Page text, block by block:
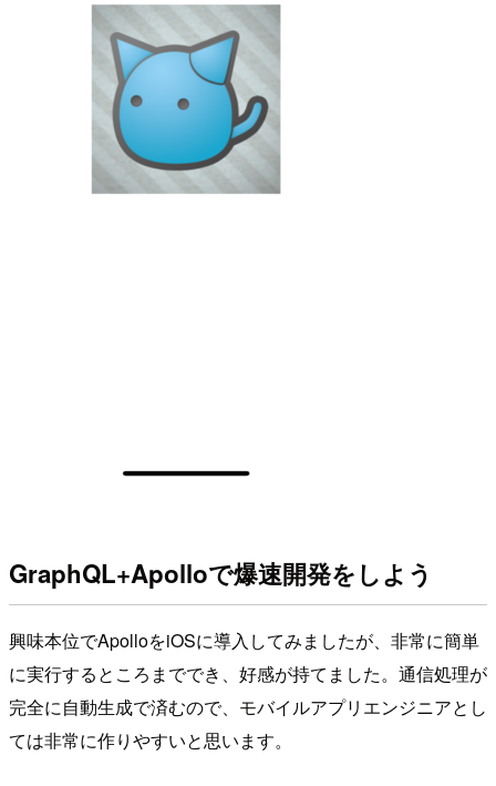
GraphQL+Apolloで爆速開発をしよう
興味本位でApolloをiOSに導入してみましたが、非常に簡単
に実行するところまででき、好感が持てました。通信処理が
完全に自動生成で済むので、モバイルアプリエンジニアとし
ては非常に作りやすいと思います。